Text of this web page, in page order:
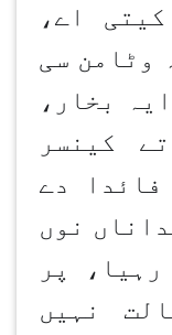
اے،
وٹامن سی
بخار،
کینسر
دے
نوں
پر
نہیں